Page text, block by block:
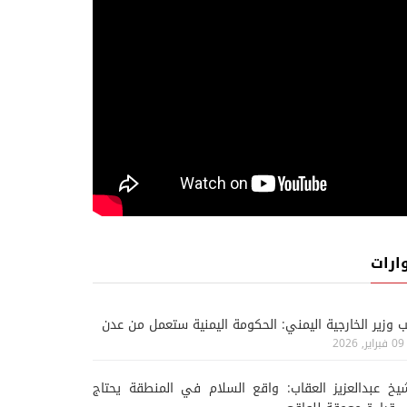
وزير الخارجية اليمني: الحكومة اليمنية ستعمل من عدن
09 فبراير, 2026
عبدالعزيز العقاب: واقع السلام في المنطقة يحتاج